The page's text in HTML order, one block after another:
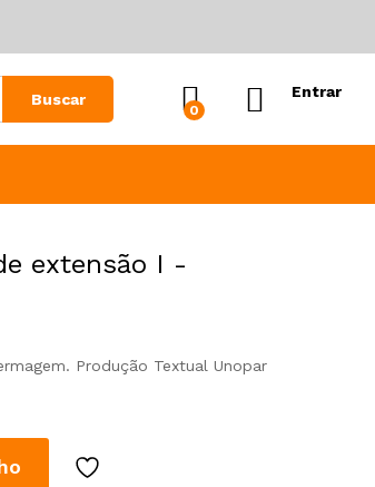
Buscar
0
Entrar
extensão I -
Produção Textual Unopar